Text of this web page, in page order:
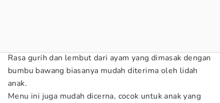
Rasa gurih dan lembut dari ayam yang dimasak dengan
bumbu bawang biasanya mudah diterima oleh lidah
anak.
Menu ini juga mudah dicerna, cocok untuk anak yang